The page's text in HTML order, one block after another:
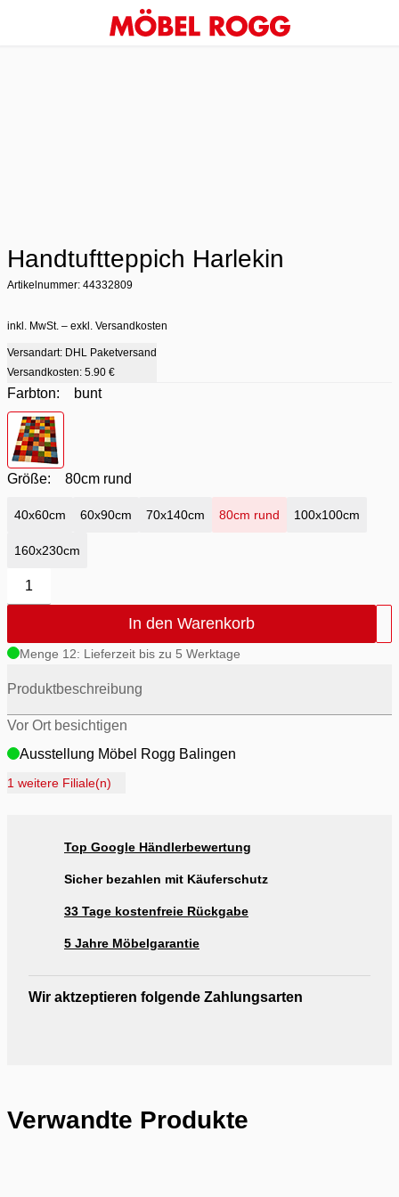
Handtuftteppich Harlekin
Artikelnummer: 44332809
inkl. MwSt. – exkl. Versandkosten
Versandart: DHL Paketversand
Versandkosten: 5.90 €
Farbton:
bunt
Farbton
Größe: 80cm rund
40x60cm 60x90cm 70x140cm 80cm rund 100x100cm
160x230cm
1
In den Warenkorb
Menge 12: Lieferzeit bis zu 5 Werktage
Produktbeschreibung
Vor Ort besichtigen
Ausstellung Möbel Rogg Balingen
Ausstellung Rogg Discount Balingen
Ausstellung Möbel Rogg Reutlingen
1 weitere Filiale(n)
Top Google Händlerbewertung
Sicher bezahlen mit Käuferschutz
33 Tage kostenfreie Rückgabe
5 Jahre Möbelgarantie
Wir aktzeptieren folgende Zahlungsarten
Verwandte Produkte